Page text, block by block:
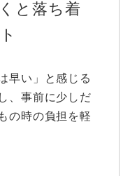
と落ち着
早い」と感じる
、事前に少しだ
の時の負担を軽